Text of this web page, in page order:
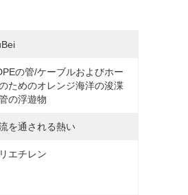
の管/ケーブルおよびホー
ためのオレンジ海洋の浚渫
の浮遊物
を通される熱い
エチレン